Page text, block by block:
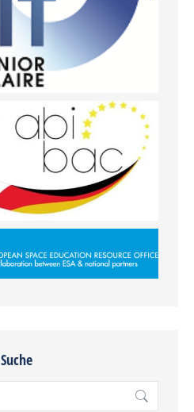
Suche